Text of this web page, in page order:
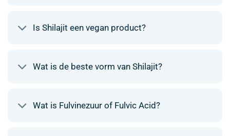
Is Shilajit een vegan product?
Wat is de beste vorm van Shilajit?
Wat is Fulvinezuur of Fulvic Acid?